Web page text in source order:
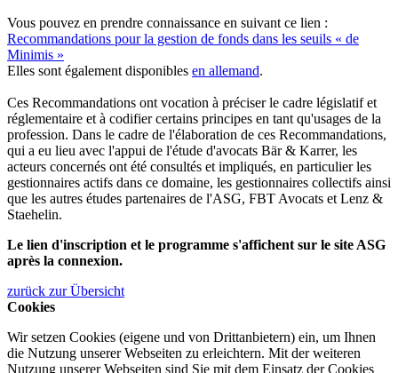
Vous pouvez en prendre connaissance en suivant ce lien :
Recommandations pour la gestion de fonds dans les seuils « de
Minimis »
Elles sont également disponibles en allemand.
Ces Recommandations ont vocation à préciser le cadre législatif et
réglementaire et à codifier certains principes en tant qu'usages de la
profession. Dans le cadre de l'élaboration de ces Recommandations,
qui a eu lieu avec l'appui de l'étude d'avocats Bär & Karrer, les
acteurs concernés ont été consultés et impliqués, en particulier les
gestionnaires actifs dans ce domaine, les gestionnaires collectifs ainsi
que les autres études partenaires de l'ASG, FBT Avocats et Lenz &
Staehelin.
Le lien d'inscription et le programme s'affichent sur le site ASG
après la connexion.
zurück zur Übersicht
Cookies
Wir setzen Cookies (eigene und von Drittanbietern) ein, um Ihnen
die Nutzung unserer Webseiten zu erleichtern. Mit der weiteren
Nutzung unserer Webseiten sind Sie mit dem Einsatz der Cookies